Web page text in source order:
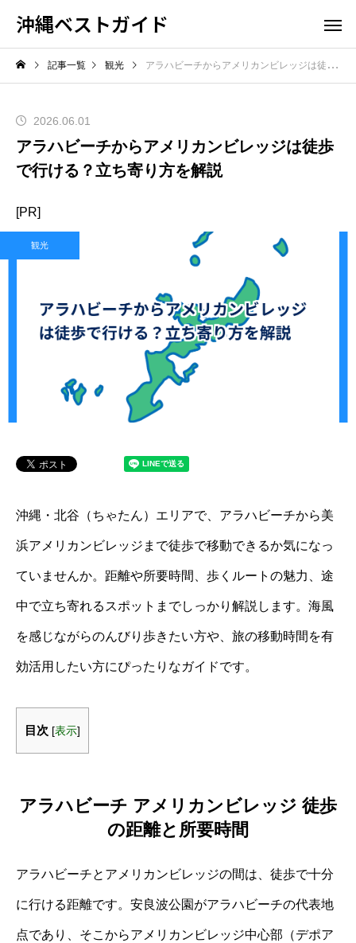
沖縄ベストガイド
記事一覧 観光 アラハビーチからアメリカンビレッジは徒歩で行ける？立ち寄り方を解説
2026.06.01
アラハビーチからアメリカンビレッジは徒歩
で行ける？立ち寄り方を解説
[PR]
観光
沖縄・北谷（ちゃたん）エリアで、アラハビーチから美
浜アメリカンビレッジまで徒歩で移動できるか気になっ
ていませんか。距離や所要時間、歩くルートの魅力、途
中で立ち寄れるスポットまでしっかり解説します。海風
を感じながらのんびり歩きたい方や、旅の移動時間を有
効活用したい方にぴったりなガイドです。
目次 [表示]
アラハビーチ アメリカンビレッジ 徒歩
の距離と所要時間
アラハビーチとアメリカンビレッジの間は、徒歩で十分
に行ける距離です。安良波公園がアラハビーチの代表地
点であり、そこからアメリカンビレッジ中心部（デポア